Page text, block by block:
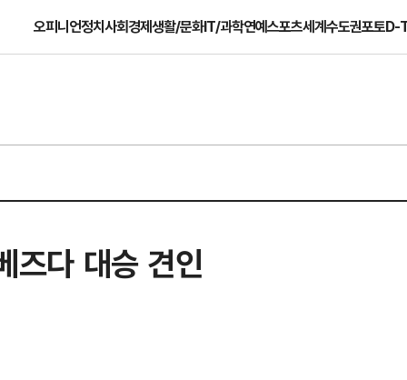
오피니언정치사회경제생활/문화IT/과학연예스포츠세계수도권포토D-
즈다 대승 견인